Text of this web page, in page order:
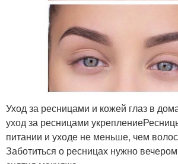
Уход за ресницами и кожей глаз в
уход за ресницами
питании и уходе не меньше, чем
Заботиться о ресницах нужно